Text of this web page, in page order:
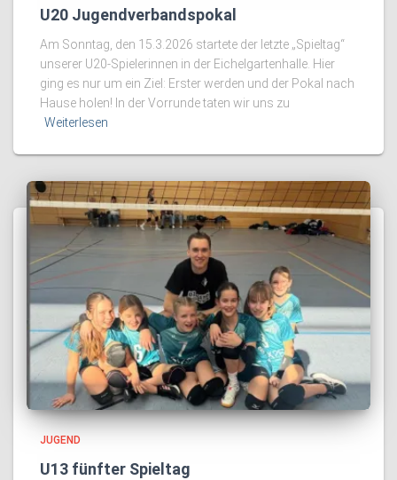
U20 Jugendverbandspokal
Am Sonntag, den 15.3.2026 startete der letzte „Spieltag“
unserer U20-Spielerinnen in der Eichelgartenhalle. Hier
ging es nur um ein Ziel: Erster werden und der Pokal nach
Hause holen! In der Vorrunde taten wir uns zu
Weiterlesen
JUGEND
U13 fünfter Spieltag